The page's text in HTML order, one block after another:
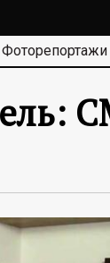
Фоторепортажи